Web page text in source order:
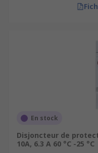
En stock
Disjoncteur de
10A, 6.3 A 60 °C -25 °C